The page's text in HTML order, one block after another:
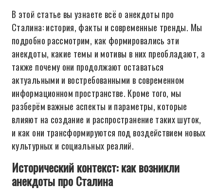
В этой статье вы узнаете всё о анекдоты про
Сталина: история, факты и современные тренды. Мы
подробно рассмотрим, как формировались эти
анекдоты, какие темы и мотивы в них преобладают, а
также почему они продолжают оставаться
актуальными и востребованными в современном
информационном пространстве. Кроме того, мы
разберём важные аспекты и параметры, которые
влияют на создание и распространение таких шуток,
и как они трансформируются под воздействием новых
культурных и социальных реалий.
Исторический контекст: как возникли
анекдоты про Сталина